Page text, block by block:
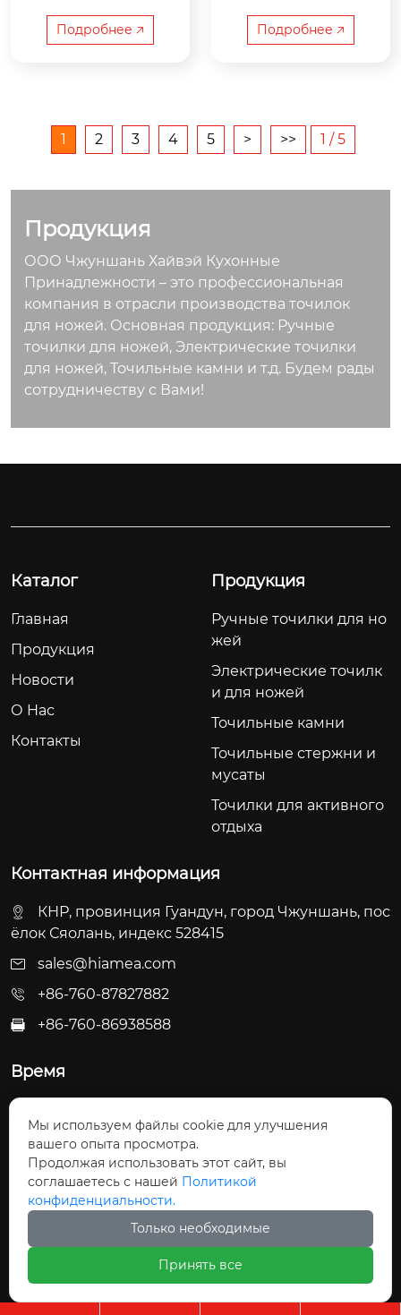
ировкой угла H1200
– сертификация CE.
Подробнее 🡥
ировкой угла H1199
– сертификация CE.
Подробнее 🡥
1 2 3 4 5 > >> 1 / 5
Продукция
ООО Чжуншань Хайвэй Кухонные
Принадлежности – это профессиональная
компания в отрасли производства точилок
для ножей. Основная продукция: Ручные
точилки для ножей, Электрические точилки
для ножей, Точильные камни и т.д. Будем рады
сотрудничеству с Вами!
Каталог
Главная
Продукция
Новости
О Hас
Контакты
Продукция
Ручные точилки для но
жей
Электрические точилк
и для ножей
Точильные камни
Точильные стержни и
мусаты
Точилки для активного
отдыха
Контактная информация
КНР, провинция Гуандун, город Чжуншань, пос
ёлок Сяолань, индекс 528415
sales@hiamea.com
+86-760-87827882
 +86-760-86938588
Время
Сб - Вс: 10:00 - 22:30
Авторское право©ООО Чжуншань Хайвэй
Кухонные Принадлежности
Мы используем файлы cookie для улучшения
вашего опыта просмотра.
Продолжая использовать этот сайт, вы
соглашаетесь с нашей Политикой
конфиденциальности.
Только необходимые
Принять все